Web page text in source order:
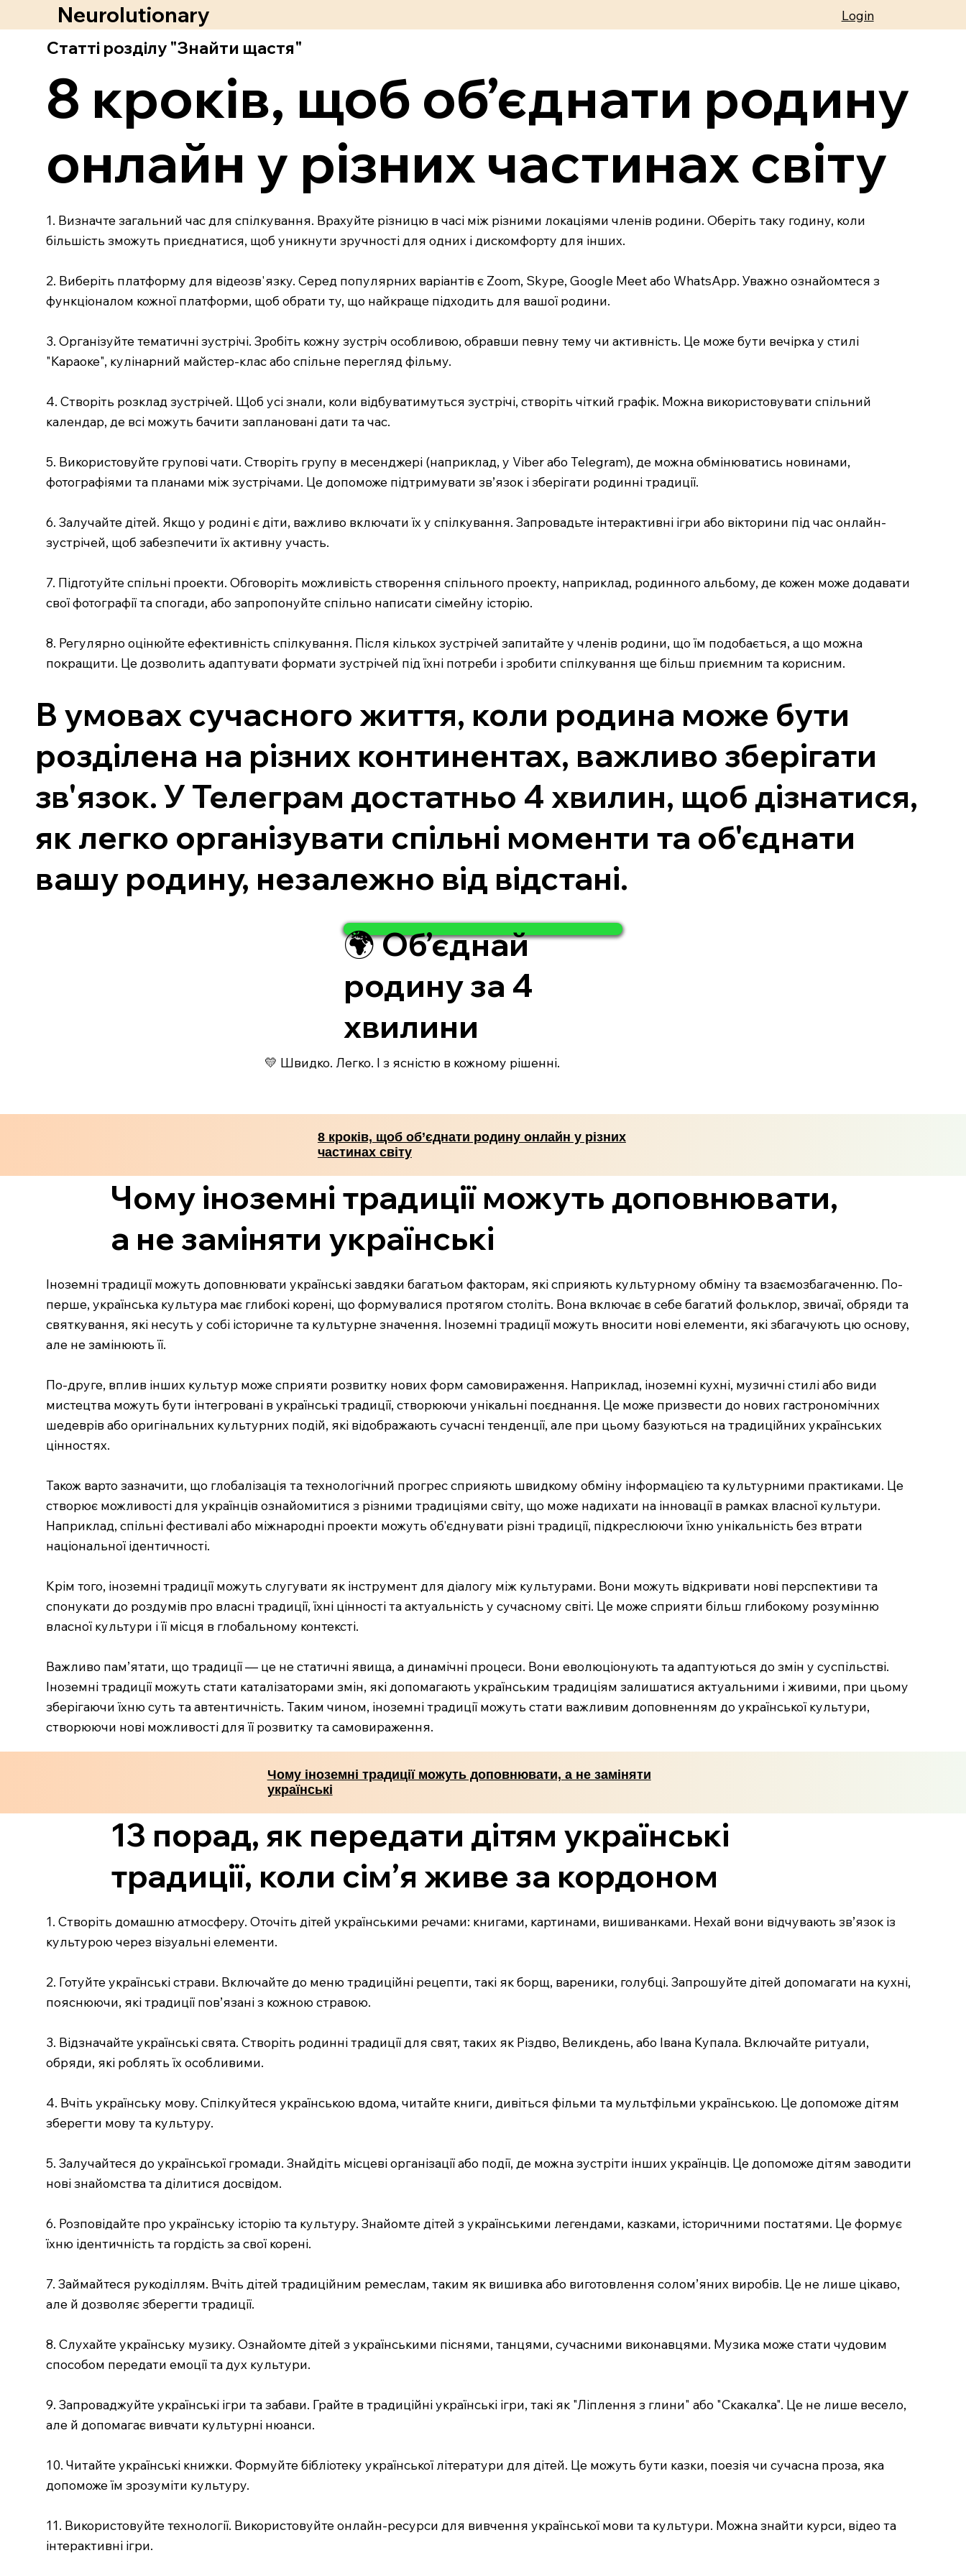
Neurolutionary Login
Статті розділу "Знайти щастя"
8 кроків, щоб об’єднати родину
онлайн у різних частинах світу
1. Визначте загальний час для спілкування. Врахуйте різницю в часі між різними локаціями членів родини. Оберіть таку годину, коли
більшість зможуть приєднатися, щоб уникнути зручності для одних і дискомфорту для інших.
2. Виберіть платформу для відеозв'язку. Серед популярних варіантів є Zoom, Skype, Google Meet або WhatsApp. Уважно ознайомтеся з
функціоналом кожної платформи, щоб обрати ту, що найкраще підходить для вашої родини.
3. Організуйте тематичні зустрічі. Зробіть кожну зустріч особливою, обравши певну тему чи активність. Це може бути вечірка у стилі
"Караоке", кулінарний майстер-клас або спільне перегляд фільму.
4. Створіть розклад зустрічей. Щоб усі знали, коли відбуватимуться зустрічі, створіть чіткий графік. Можна використовувати спільний
календар, де всі можуть бачити заплановані дати та час.
5. Використовуйте групові чати. Створіть групу в месенджері (наприклад, у Viber або Telegram), де можна обмінюватись новинами,
фотографіями та планами між зустрічами. Це допоможе підтримувати зв’язок і зберігати родинні традиції.
6. Залучайте дітей. Якщо у родині є діти, важливо включати їх у спілкування. Запровадьте інтерактивні ігри або вікторини під час онлайн-
зустрічей, щоб забезпечити їх активну участь.
7. Підготуйте спільні проекти. Обговоріть можливість створення спільного проекту, наприклад, родинного альбому, де кожен може додавати
свої фотографії та спогади, або запропонуйте спільно написати сімейну історію.
8. Регулярно оцінюйте ефективність спілкування. Після кількох зустрічей запитайте у членів родини, що їм подобається, а що можна
покращити. Це дозволить адаптувати формати зустрічей під їхні потреби і зробити спілкування ще більш приємним та корисним.
В умовах сучасного життя, коли родина може бути
розділена на різних континентах, важливо зберігати
зв'язок. У Телеграм достатньо 4 хвилин, щоб дізнатися,
як легко організувати спільні моменти та об'єднати
вашу родину, незалежно від відстані.
🌍 Об’єднай
родину за 4
хвилини
💛 Швидко. Легко. І з ясністю в кожному рішенні.
8 кроків, щоб об’єднати родину онлайн у різних
частинах світу
Чому іноземні традиції можуть доповнювати,
а не заміняти українські
Іноземні традиції можуть доповнювати українські завдяки багатьом факторам, які сприяють культурному обміну та взаємозбагаченню. По-
перше, українська культура має глибокі корені, що формувалися протягом століть. Вона включає в себе багатий фольклор, звичаї, обряди та
святкування, які несуть у собі історичне та культурне значення. Іноземні традиції можуть вносити нові елементи, які збагачують цю основу,
але не замінюють її.
По-друге, вплив інших культур може сприяти розвитку нових форм самовираження. Наприклад, іноземні кухні, музичні стилі або види
мистецтва можуть бути інтегровані в українські традиції, створюючи унікальні поєднання. Це може призвести до нових гастрономічних
шедеврів або оригінальних культурних подій, які відображають сучасні тенденції, але при цьому базуються на традиційних українських
цінностях.
Також варто зазначити, що глобалізація та технологічний прогрес сприяють швидкому обміну інформацією та культурними практиками. Це
створює можливості для українців ознайомитися з різними традиціями світу, що може надихати на інновації в рамках власної культури.
Наприклад, спільні фестивалі або міжнародні проекти можуть об'єднувати різні традиції, підкреслюючи їхню унікальність без втрати
національної ідентичності.
Крім того, іноземні традиції можуть слугувати як інструмент для діалогу між культурами. Вони можуть відкривати нові перспективи та
спонукати до роздумів про власні традиції, їхні цінності та актуальність у сучасному світі. Це може сприяти більш глибокому розумінню
власної культури і її місця в глобальному контексті.
Важливо пам’ятати, що традиції — це не статичні явища, а динамічні процеси. Вони еволюціонують та адаптуються до змін у суспільстві.
Іноземні традиції можуть стати каталізаторами змін, які допомагають українським традиціям залишатися актуальними і живими, при цьому
зберігаючи їхню суть та автентичність. Таким чином, іноземні традиції можуть стати важливим доповненням до української культури,
створюючи нові можливості для її розвитку та самовираження.
Чому іноземні традиції можуть доповнювати, а не заміняти
українські
13 порад, як передати дітям українські
традиції, коли сім’я живе за кордоном
1. Створіть домашню атмосферу. Оточіть дітей українськими речами: книгами, картинами, вишиванками. Нехай вони відчувають зв’язок із
культурою через візуальні елементи.
2. Готуйте українські страви. Включайте до меню традиційні рецепти, такі як борщ, вареники, голубці. Запрошуйте дітей допомагати на кухні,
пояснюючи, які традиції пов’язані з кожною стравою.
3. Відзначайте українські свята. Створіть родинні традиції для свят, таких як Різдво, Великдень, або Івана Купала. Включайте ритуали,
обряди, які роблять їх особливими.
4. Вчіть українську мову. Спілкуйтеся українською вдома, читайте книги, дивіться фільми та мультфільми українською. Це допоможе дітям
зберегти мову та культуру.
5. Залучайтеся до української громади. Знайдіть місцеві організації або події, де можна зустріти інших українців. Це допоможе дітям заводити
нові знайомства та ділитися досвідом.
6. Розповідайте про українську історію та культуру. Знайомте дітей з українськими легендами, казками, історичними постатями. Це формує
їхню ідентичність та гордість за свої корені.
7. Займайтеся рукоділлям. Вчіть дітей традиційним ремеслам, таким як вишивка або виготовлення солом’яних виробів. Це не лише цікаво,
але й дозволяє зберегти традиції.
8. Слухайте українську музику. Ознайомте дітей з українськими піснями, танцями, сучасними виконавцями. Музика може стати чудовим
способом передати емоції та дух культури.
9. Запроваджуйте українські ігри та забави. Грайте в традиційні українські ігри, такі як "Ліплення з глини" або "Скакалка". Це не лише весело,
але й допомагає вивчати культурні нюанси.
10. Читайте українські книжки. Формуйте бібліотеку української літератури для дітей. Це можуть бути казки, поезія чи сучасна проза, яка
допоможе їм зрозуміти культуру.
11. Використовуйте технології. Використовуйте онлайн-ресурси для вивчення української мови та культури. Можна знайти курси, відео та
інтерактивні ігри.